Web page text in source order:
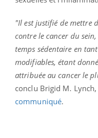
"Il est justifié de mettre
contre le cancer du
temps sédentaire en
modifiables, étant
attribuée au cancer le
conclu Brigid M.
communiqué.